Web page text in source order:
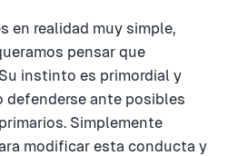
en realidad muy simple,
pensar que
instinto es primordial y
ante posibles
Simplemente
modificar esta conducta y